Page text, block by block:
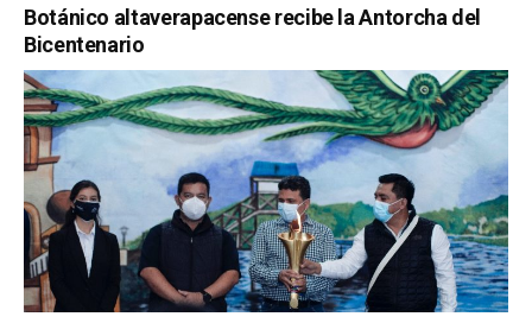
Botánico altaverapacense recibe la Antorcha del
Bicentenario